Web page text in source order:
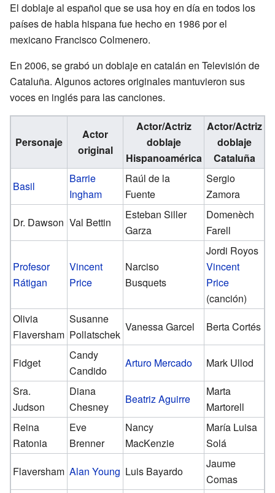
El doblaje al español que se usa hoy en día en todos los
países de habla hispana fue hecho en 1986 por el
mexicano Francisco Colmenero.
En 2006, se grabó un doblaje en catalán en Televisión de
Cataluña. Algunos actores originales mantuvieron sus
voces en inglés para las canciones.
Personaje
Actor
original
Actor/Actriz
doblaje
Hispanoamérica
Actor/Actriz
doblaje
Cataluña
Basil
Barrie
Ingham
Raúl de la
Fuente
Sergio
Zamora
Dr. Dawson Val Bettin
Esteban Siller
Garza
Domenèch
Farell
Profesor
Rátigan
Vincent
Price
Narciso
Busquets
Jordi Royos
Vincent
Price
(canción)
Olivia
Flaversham
Susanne
Pollatschek
Vanessa Garcel Berta Cortés
Fidget
Candy
Candido
Arturo Mercado
Mark Ullod
Sra.
Judson
Diana
Chesney
Beatriz Aguirre
Marta
Martorell
Reina
Ratonia
Eve
Brenner
Nancy
MacKenzie
María Luisa
Solá
Flaversham Alan Young Luis Bayardo
Jaume
Comas